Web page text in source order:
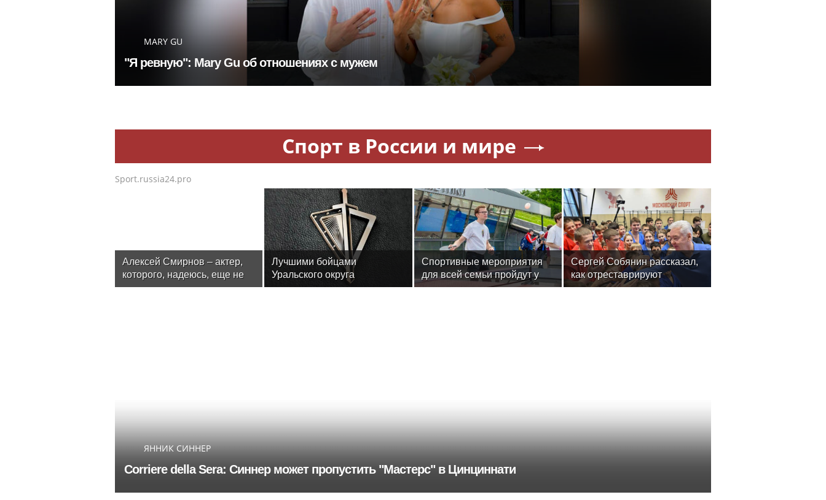
MARY GU
"Я ревную": Mary Gu об отношениях с мужем
Спорт в России и мире
Sport.russia24.pro
Алексей Смирнов – актер,
которого, надеюсь, еще не
забыли
Лучшими бойцами
Уральского округа
Росгвардии стали
Спортивные мероприятия
для всей семьи пройдут у
столичного Музея
Сергей Собянин рассказал,
как отреставрируют
знаменитый спортивный
ЯННИК СИННЕР
Corriere della Sera: Синнер может пропустить "Мастерс" в Цинциннати